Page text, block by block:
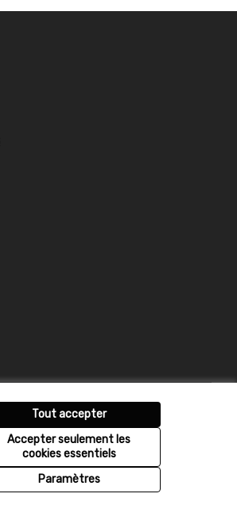
Tout accepter
Accepter seulement les
cookies essentiels
Paramètres
Licence Creative
(Lien externe)